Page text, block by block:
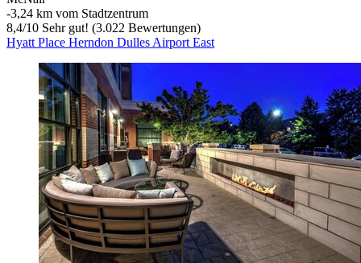
‐3,24 km vom Stadtzentrum
8,4/10 Sehr gut! (3.022 Bewertungen)
Hyatt Place Herndon Dulles Airport East